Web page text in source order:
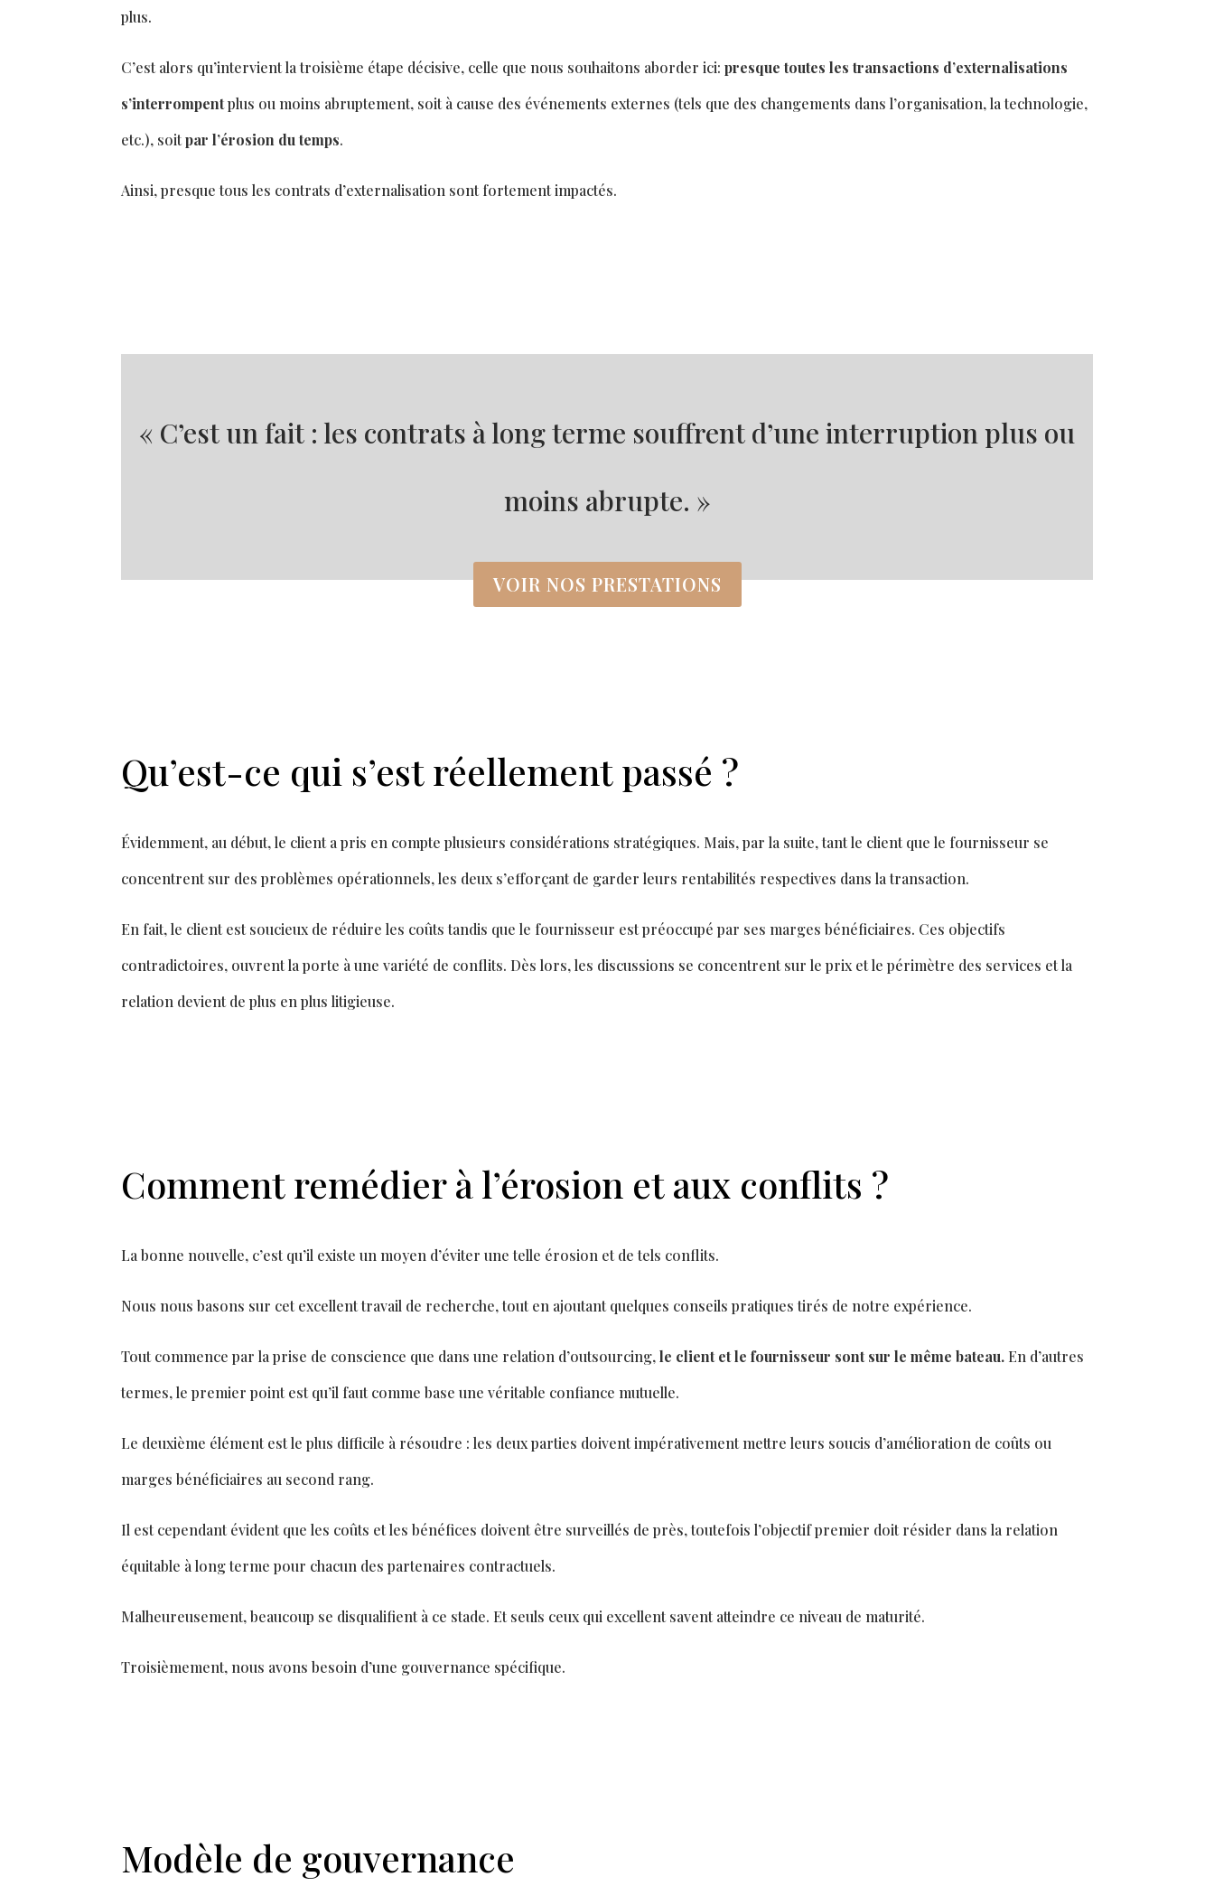
plus.
C’est alors qu’intervient la troisième étape décisive, celle que nous souhaitons aborder ici:presque toutes les transactions d’externalisations
s’interrompentplus ou moins abruptement, soit à cause des événements externes (tels que des changements dans l’organisation, la technologie,
etc.), soitpar l’érosion du temps.
Ainsi, presque tous les contrats d’externalisation sont fortement impactés.
« C’est un fait : les contrats à long terme souffrent d’une interruption plus ou
moins abrupte. »
VOIR NOS PRESTATIONS
Qu’est-ce qui s’est réellement passé ?
Évidemment, au début, le client a pris en compte plusieurs considérations stratégiques. Mais, par la suite, tant le client que le fournisseur se
concentrent sur des problèmes opérationnels, les deux s’efforçant de garder leurs rentabilités respectives dans la transaction.
En fait, le client est soucieux de réduire les coûts tandis que le fournisseur est préoccupé par ses marges bénéficiaires. Ces objectifs
contradictoires, ouvrent la porte à une variété de conflits. Dès lors, les discussions se concentrent sur le prix et le périmètre des services et la
relation devient de plus en plus litigieuse.
Comment remédier à l’érosion et aux conflits ?
La bonne nouvelle, c’est qu’il existe un moyen d’éviter une telle érosion et de tels conflits.
Nous nous basons sur cet excellent travail de recherche, tout en ajoutant quelques conseils pratiques tirés de notre expérience.
Tout commence par la prise de conscience que dans une relation d’outsourcing,le client et le fournisseur sont sur le même bateau. En d’autres
termes, le premier point est qu’il faut comme base une véritable confiance mutuelle.
Le deuxième élément est le plus difficile à résoudre : les deux parties doivent impérativement mettre leurs soucis d’amélioration de coûts ou
marges bénéficiaires au second rang.
Il est cependant évident que les coûts et les bénéfices doivent être surveillés de près, toutefois l’objectif premier doit résider dans la relation
équitable à long terme pour chacun des partenaires contractuels.
Malheureusement, beaucoup se disqualifient à ce stade. Et seuls ceux qui excellent savent atteindre ce niveau de maturité.
Troisièmement, nous avons besoin d’une gouvernance spécifique.
Modèle de gouvernance